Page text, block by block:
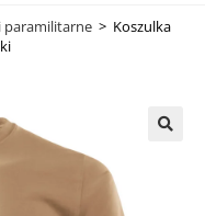
paramilitarne > Koszulka